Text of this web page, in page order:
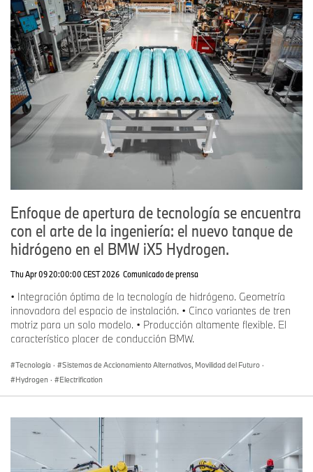
Enfoque de apertura de tecnología se encuentra
con el arte de la ingeniería: el nuevo tanque de
hidrógeno en el BMW iX5 Hydrogen.
Thu Apr 09 20:00:00 CEST 2026 Comunicado de prensa
• Integración óptima de la tecnología de hidrógeno. Geometría
innovadora del espacio de instalación. • Cinco variantes de tren
motriz para un solo modelo. • Producción altamente flexible. El
característico placer de conducción BMW.
Tecnología · Sistemas de Accionamiento Alternativos, Movilidad del Futuro ·
Hydrogen · Electrification